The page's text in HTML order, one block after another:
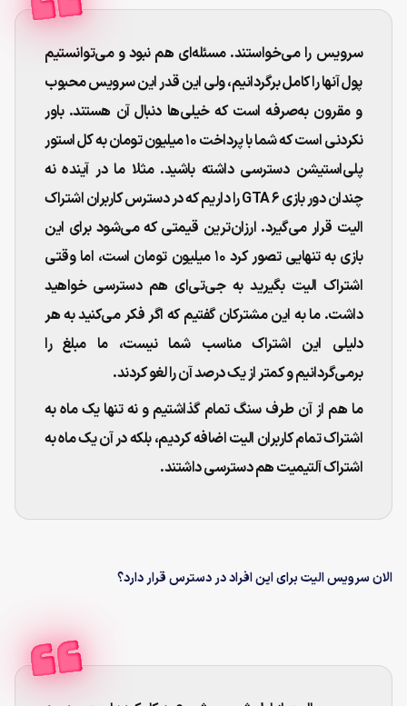
سرویس را می‌خواستند. مسئله‌ای هم نبود و می‌توانستیم
پول آنها را کامل برگردانیم، ولی این قدر این سرویس محبوب
و مقرون به‌صرفه است که خیلی‌ها دنبال آن هستند. باور
نکردنی است که شما با پرداخت ۱۰ میلیون تومان به کل استور
پلی‌استیشن دسترسی داشته باشید. مثلا ما در آینده نه
چندان دور بازی GTA 6 را داریم که در دسترس کاربران اشتراک
الیت قرار می‌گیرد. ارزان‌ترین قیمتی که می‌شود برای این
بازی به تنهایی تصور کرد ۱۰ میلیون تومان است، اما وقتی
اشتراک الیت بگیرید به جی‌تی‌ای هم دسترسی خواهید
داشت. ما به این مشترکان گفتیم که اگر فکر می‌کنید به هر
دلیلی این اشتراک مناسب شما نیست، ما مبلغ را
برمی‌گردانیم و کمتر از یک درصد آن را لغو کردند.
ما هم از آن طرف سنگ تمام گذاشتیم و نه تنها یک ماه به
اشتراک تمام کاربران الیت اضافه کردیم، بلکه در آن یک ماه به
اشتراک آلتیمیت هم دسترسی داشتند.
الان سرویس الیت برای این افراد در دسترس قرار دارد؟